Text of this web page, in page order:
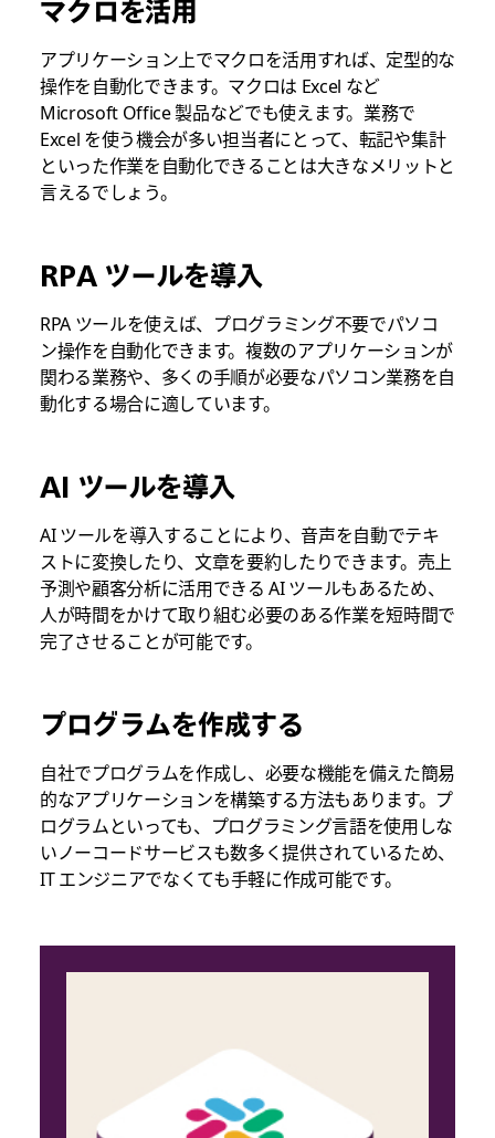
マクロを活用
アプリケーション上でマクロを活用すれば、定型的な
操作を自動化できます。マクロは Excel など
Microsoft Office 製品などでも使えます。業務で
Excel を使う機会が多い担当者にとって、転記や集計
といった作業を自動化できることは大きなメリットと
言えるでしょう。
RPA ツールを導入
RPA ツールを使えば、プログラミング不要でパソコ
ン操作を自動化できます。複数のアプリケーションが
関わる業務や、多くの手順が必要なパソコン業務を自
動化する場合に適しています。
AI ツールを導入
AI ツールを導入することにより、音声を自動でテキ
ストに変換したり、文章を要約したりできます。売上
予測や顧客分析に活用できる AI ツールもあるため、
人が時間をかけて取り組む必要のある作業を短時間で
完了させることが可能です。
プログラムを作成する
自社でプログラムを作成し、必要な機能を備えた簡易
的なアプリケーションを構築する方法もあります。プ
ログラムといっても、プログラミング言語を使用しな
いノーコードサービスも数多く提供されているため、
IT エンジニアでなくても手軽に作成可能です。